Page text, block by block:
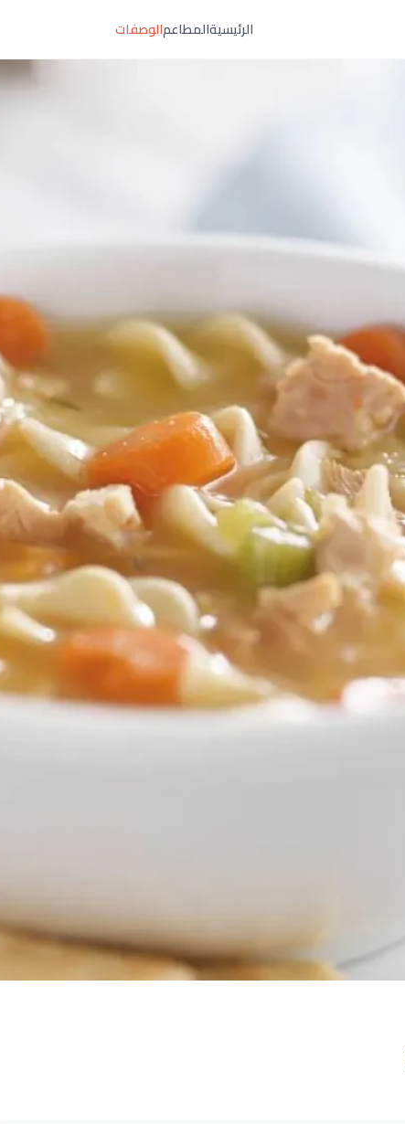
الرئيسيةالمطاعمالوصفات